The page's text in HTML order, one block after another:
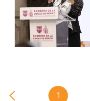
1